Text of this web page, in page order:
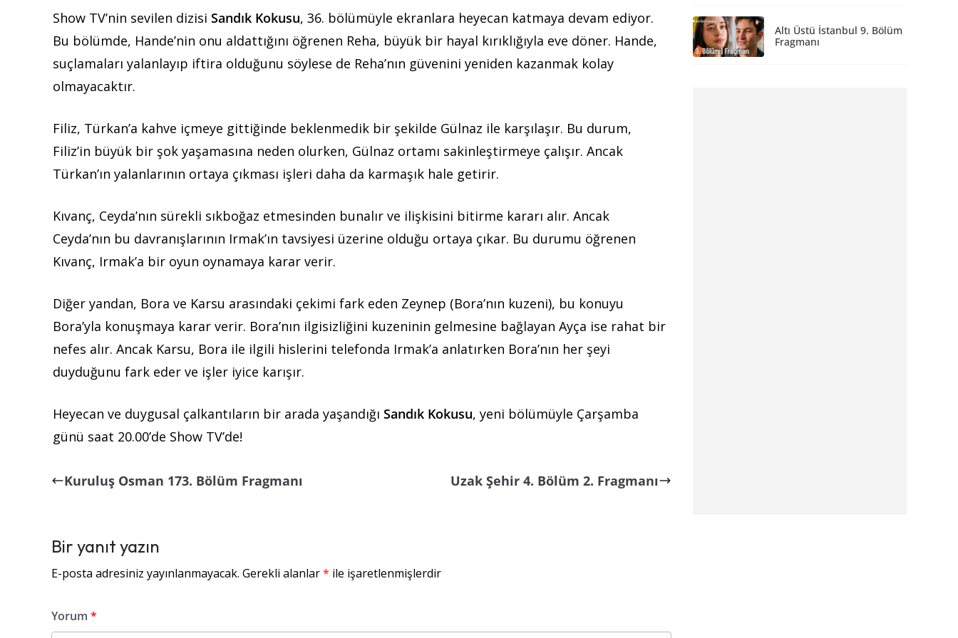
Show TV’nin sevilen dizisi Sandık Kokusu, 36. bölümüyle ekranlara heyecan katmaya devam ediyor.
Bu bölümde, Hande’nin onu aldattığını öğrenen Reha, büyük bir hayal kırıklığıyla eve döner. Hande,
suçlamaları yalanlayıp iftira olduğunu söylese de Reha’nın güvenini yeniden kazanmak kolay
olmayacaktır.
Filiz, Türkan’a kahve içmeye gittiğinde beklenmedik bir şekilde Gülnaz ile karşılaşır. Bu durum,
Filiz’in büyük bir şok yaşamasına neden olurken, Gülnaz ortamı sakinleştirmeye çalışır. Ancak
Türkan’ın yalanlarının ortaya çıkması işleri daha da karmaşık hale getirir.
Kıvanç, Ceyda’nın sürekli sıkboğaz etmesinden bunalır ve ilişkisini bitirme kararı alır. Ancak
Ceyda’nın bu davranışlarının Irmak’ın tavsiyesi üzerine olduğu ortaya çıkar. Bu durumu öğrenen
Kıvanç, Irmak’a bir oyun oynamaya karar verir.
Diğer yandan, Bora ve Karsu arasındaki çekimi fark eden Zeynep (Bora’nın kuzeni), bu konuyu
Bora’yla konuşmaya karar verir. Bora’nın ilgisizliğini kuzeninin gelmesine bağlayan Ayça ise rahat bir
nefes alır. Ancak Karsu, Bora ile ilgili hislerini telefonda Irmak’a anlatırken Bora’nın her şeyi
duyduğunu fark eder ve işler iyice karışır.
Heyecan ve duygusal çalkantıların bir arada yaşandığı Sandık Kokusu, yeni bölümüyle Çarşamba
günü saat 20.00’de Show TV’de!
Kuruluş Osman 173. Bölüm Fragmanı Uzak Şehir 4. Bölüm 2. Fragmanı
Bir yanıt yazın
E-posta adresiniz yayınlanmayacak. Gerekli alanlar* ile işaretlenmişlerdir
Yorum *
Altı Üstü İstanbul 9. Bölüm
Fragmanı